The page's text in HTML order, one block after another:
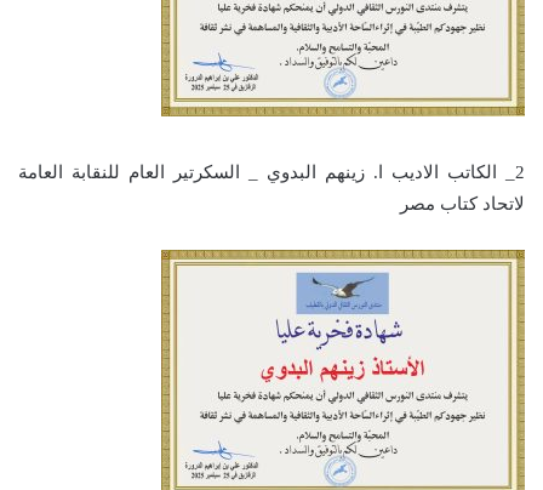
2_ الكاتب الاديب ا. زينهم البدوي _ السكرتير العام للنقابة العامة
لاتحاد كتاب مصر